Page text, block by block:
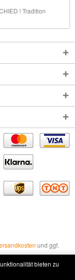
! Tradition
und ggf.
beschrieben
bieten zu